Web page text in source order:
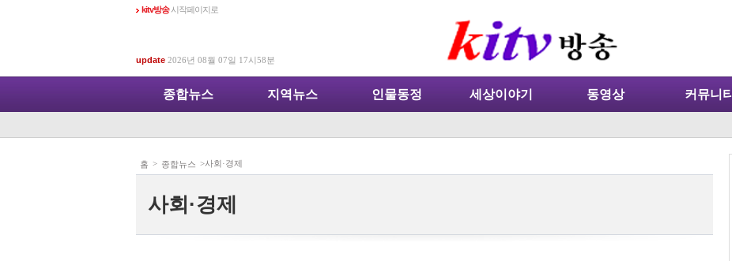
kitv방송시작페이지로
update 2026년 08월 07일 17시58분
종합뉴스 지역뉴스 인물동정 세상이야기 동영상 커뮤니티
홈 > 종합뉴스 >사회·경제
사회·경제